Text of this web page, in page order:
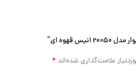
قهوه ای”
علامت‌گذاری شده‌اند *